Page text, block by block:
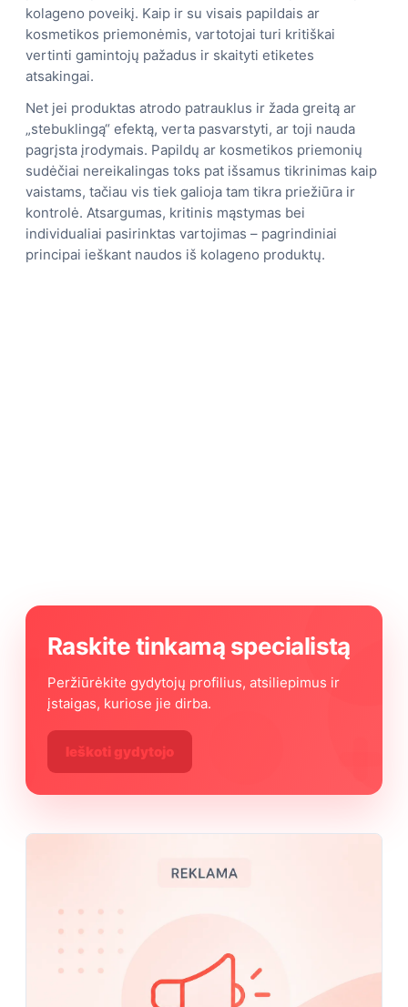
kolageno poveikį. Kaip ir su visais papildais ar
kosmetikos priemonėmis, vartotojai turi kritiškai
vertinti gamintojų pažadus ir skaityti etiketes
atsakingai.
Net jei produktas atrodo patrauklus ir žada greitą ar
„stebuklingą“ efektą, verta pasvarstyti, ar toji nauda
pagrįsta įrodymais. Papildų ar kosmetikos priemonių
sudėčiai nereikalingas toks pat išsamus tikrinimas kaip
vaistams, tačiau vis tiek galioja tam tikra priežiūra ir
kontrolė. Atsargumas, kritinis mąstymas bei
individualiai pasirinktas vartojimas – pagrindiniai
principai ieškant naudos iš kolageno produktų.
Raskite tinkamą specialistą
Peržiūrėkite gydytojų profilius, atsiliepimus ir
įstaigas, kuriose jie dirba.
Ieškoti gydytojo